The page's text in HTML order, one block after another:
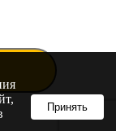
Принять